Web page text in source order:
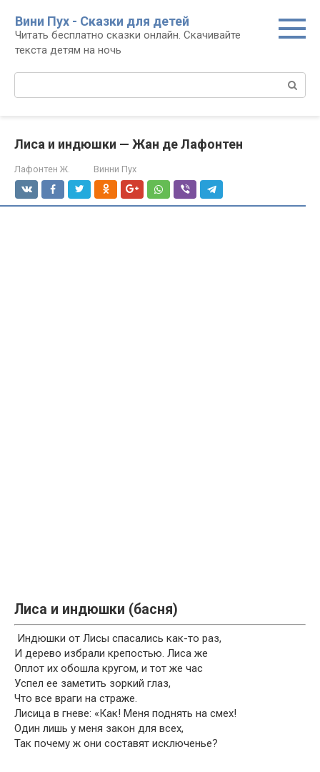
контенту
Вини Пух - Сказки для детей
Читать бесплатно сказки онлайн. Скачивайте
текста детям на ночь
Лиса и индюшки — Жан де Лафонтен
Лафонтен Ж. Винни Пух
Лиса и индюшки (басня)
Индюшки от Лисы спасались как-то раз,
И дерево избрали крепостью. Лиса же
Оплот их обошла кругом, и тот же час
Успел ее заметить зоркий глаз,
Что все враги на страже.
Лисица в гневе: «Как! Меня поднять на смех!
Один лишь у меня закон для всех,
Так почему ж они составят исключенье?